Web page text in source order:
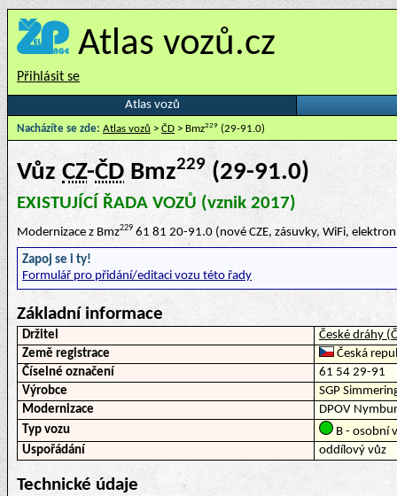
Atlas vozů.cz
Přihlásit se
Atlas vozů
Nacházíte se zde: Atlas vozů > ČD > Bmz229 (29-91.0)
VůzCZ-ČD Bmz229(29-91.0)
EXISTUJÍCÍ ŘADA VOZŮ (vznik 2017)
Modernizace z Bmz229 61 81 20-91.0 (nové CZE, zásuvky, WiFi,
Zapoj se i ty!
Formulář pro přidání/editaci vozu této řady
Základní informace
Držitel
České dráhy
Země registrace
Česká
Číselné označení
61 54 29-91
Výrobce
SGP
Modernizace
DPOV
Typ vozu
B - osobní
Uspořádání
oddílový vůz
Technické údaje